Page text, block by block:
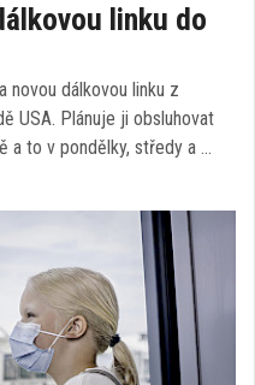
linku do
novou dálkovou linku z
USA. Plánuje ji obsluhovat
a to v pondělky, středy a …